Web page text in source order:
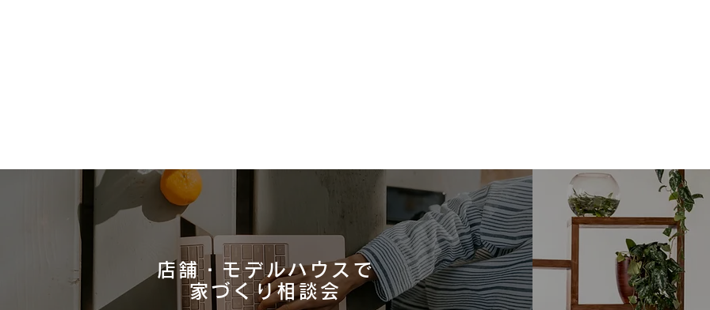
ウッドワン床材「コンビット
タカラスタンダードの洗面台
タカ
店舗・モデルハウスで
​家づくり相談会